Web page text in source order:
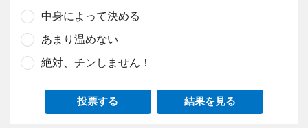
中身によって決める
あまり温めない
絶対、チンしません！
投票する 結果を見る